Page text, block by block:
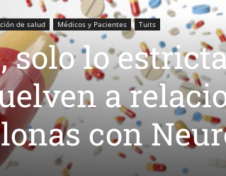
de salud Médicos y Pacientes Tuits
solo lo
a
con